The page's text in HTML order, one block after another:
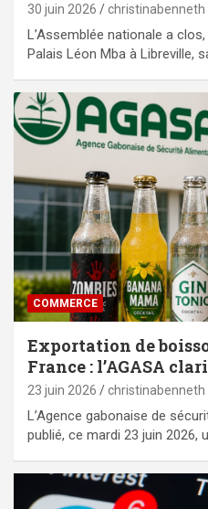
30 juin 2026 christinabenneth
L’Assemblée nationale a
Palais Léon Mba à Libreville,
COMMERCE
Exportation de
France : l’AGASA
23 juin 2026 christinabenneth
L’Agence gabonaise de
publié, ce mardi 23 juin 2026,